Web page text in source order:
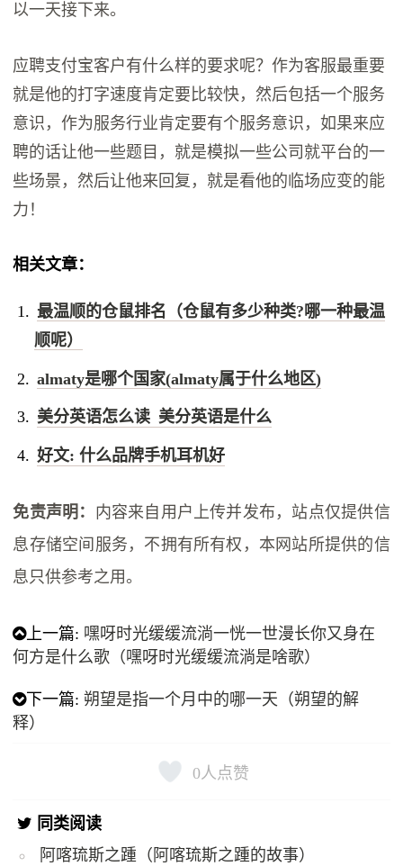
以一天接下来。
应聘支付宝客户有什么样的要求呢？作为客服最重要
就是他的打字速度肯定要比较快，然后包括一个服务
意识，作为服务行业肯定要有个服务意识，如果来应
聘的话让他一些题目，就是模拟一些公司就平台的一
些场景，然后让他来回复，就是看他的临场应变的能
力！
相关文章：
最温顺的仓鼠排名（仓鼠有多少种类?哪一种最温
顺呢）
almaty是哪个国家(almaty属于什么地区)
美分英语怎么读 美分英语是什么
好文: 什么品牌手机耳机好
免责声明： 内容来自用户上传并发布，站点仅提供信
息存储空间服务，不拥有所有权，本网站所提供的信
息只供参考之用。
上一篇: 嘿呀时光缓缓流淌一恍一世漫长你又身在
何方是什么歌（嘿呀时光缓缓流淌是啥歌）
下一篇:朔望是指一个月中的哪一天（朔望的解
释）
0人点赞
同类阅读
阿喀琉斯之踵（阿喀琉斯之踵的故事）